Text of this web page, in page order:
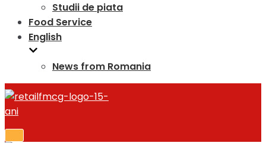
Studii de piata
Food Service
English
News from Romania
Toggle